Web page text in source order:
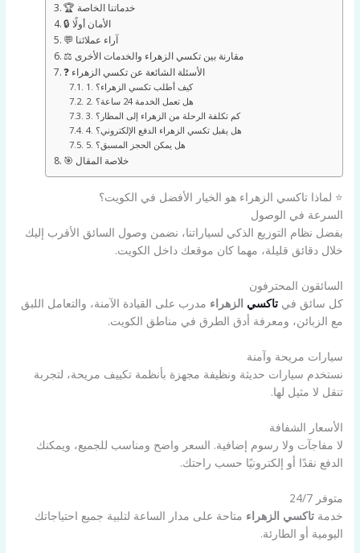
🏆 خدماتنا الخاصة
🔒 الأمان أولًا
💬 آراء عملائنا
⚖️ مقارنة بين تكسي الزهراء والخدمات الأخرى
❓ الأسئلة الشائعة عن تكسي الزهراء
1. كيف أطلب تكسي الزهراء؟
2. هل تعمل الخدمة 24 ساعة؟
3. كم تكلفة الرحلة من الزهراء إلى المطار؟
4. هل يقبل تكسي الزهراء الدفع الإلكتروني؟
5. هل يمكن الحجز المسبق؟
🎯 خلاصة المقال
⭐ لماذا تاكسي الزهراء هو الخيار الأفضل في الكويت؟
السرعة في الوصول
بفضل نظام التوزيع الذكي لسياراتنا، نضمن وصول السائق الأقرب إليك
خلال دقائق قليلة، مهما كان موقعك داخل الكويت.
السائقون المحترفون
كل سائق فيتاكسي الزهراء مدرب على القيادة الآمنة، والتعامل اللبق
مع الزبائن، ومعرفة أدق الطرق في مناطق الكويت.
سيارات مريحة وآمنة
نستخدم سيارات حديثة ونظيفة مجهزة بأنظمة تكييف مريحة، لتجربة
تنقل لا مثيل لها.
الأسعار الشفافة
لا مفاجآت ولا رسوم إضافية. السعر واضح ومناسب للجميع، ويمكنك
الدفع نقدًا أو إلكترونيًا حسب راحتك.
متوفر 24/7
خدمةتاكسي الزهراء متاحة على مدار الساعة لتلبية جميع احتياجاتك
اليومية أو الطارئة.